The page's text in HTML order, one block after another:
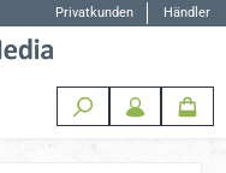
Privatkunden Händler